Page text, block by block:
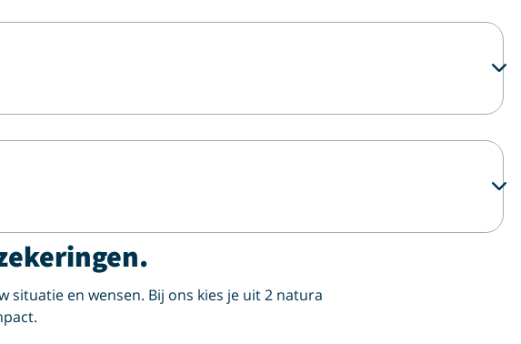
situatie en wensen. Bij ons kies je uit 2 natura